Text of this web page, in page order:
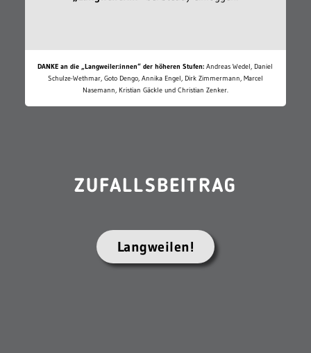
DANKE an die „Langweiler:innen“ der höheren Stufen: Andreas Wedel, Daniel
Schulze-Wethmar, Goto Dengo, Annika Engel, Dirk Zimmermann, Marcel
Nasemann, Kristian Gäckle und Christian Zenker.
ZUFALLSBEITRAG
Langweilen!